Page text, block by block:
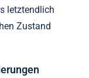
letztendlich
Zustand